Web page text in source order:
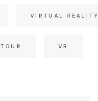
VIRTUAL REALITY
VR